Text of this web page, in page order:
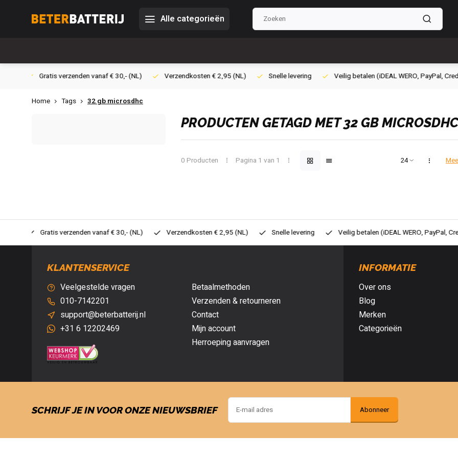
Alle categorieën
Verzendkosten € 2,95 (NL) Snelle levering Veilig betalen (iDEAL WERO, PayPal, Credit card of Achteraf betalen)
Home Tags 32 gb microsdhc
PRODUCTEN GETAGD MET 32 GB MICROSDHC
0 Producten Pagina 1 van 1
Verzendkosten € 2,95 (NL) Snelle levering Veilig betalen (iDEAL WERO, PayPal, Credit card of Achteraf betalen)
KLANTENSERVICE
Veelgestelde vragen
010-7142201
support@beterbatterij.nl
+31 6 12202469
Betaalmethoden
Verzenden & retourneren
Contact
Mijn account
Herroeping aanvragen
INFORMATIE
Over ons
Blog
Merken
Categorieën
SCHRIJF JE IN VOOR ONZE NIEUWSBRIEF Abonneer